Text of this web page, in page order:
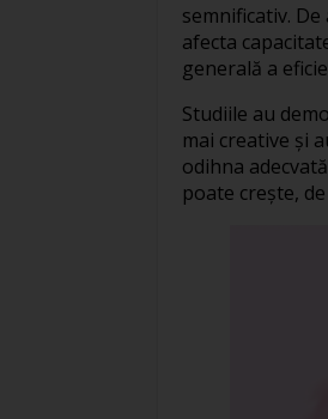
semnificativ.
afecta
generală a
Studiile au
mai creative și
odihna
poate crește,